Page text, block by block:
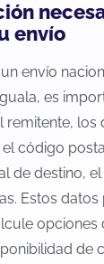
envío
envío
es
remitente, los
código
de destino,
Estos
opciones
de